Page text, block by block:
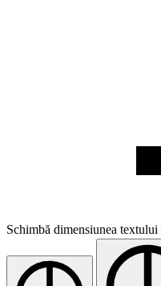
Schimbă dimensiunea textului